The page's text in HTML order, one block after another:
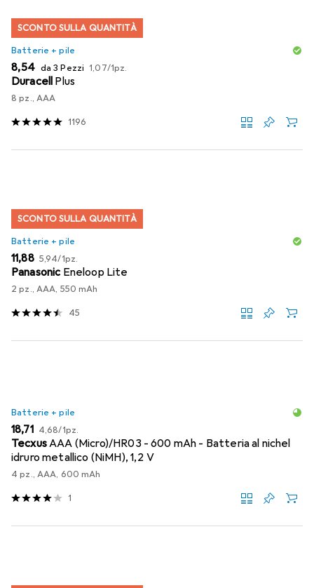
SCONTO SULLA QUANTITÀ
Batterie + pile
EUR
8,54 da 3 Pezzi EUR
1,07/1pz.
Duracell Plus
8 pz., AAA
1196
SCONTO SULLA QUANTITÀ
Batterie + pile
EUR
11,88 EUR
5,94/1pz.
Panasonic Eneloop Lite
2 pz., AAA, 550 mAh
45
Batterie + pile
EUR
18,71 EUR
4,68/1pz.
TecxusAAA (Micro)/HR03 - 600 mAh - Batteria al nichel
idruro metallico (NiMH), 1,2 V
4 pz., AAA, 600 mAh
1